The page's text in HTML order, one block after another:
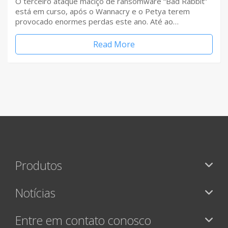
está em curso, após o Wannacry e o Petya terem
provocado enormes perdas este ano. Até ao…
Read More
Produtos
Notícias
Entre em contato conosco